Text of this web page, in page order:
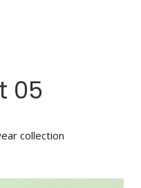
05
collection